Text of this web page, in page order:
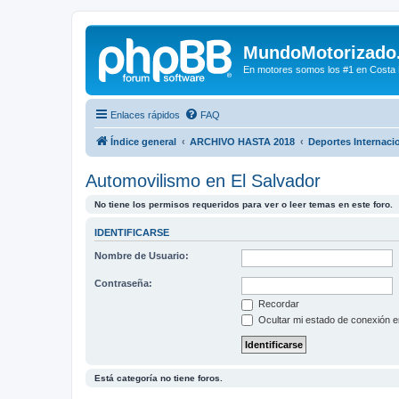
En motores somos los #1 en
Enlaces rápidos FAQ
Índice general ARCHIVO HASTA 2018 Deportes
Automovilismo en El Salvador
No tiene los permisos requeridos para ver o leer temas en este foro.
IDENTIFICARSE
Nombre de Usuario:
Contraseña:
Recordar
Ocultar mi estado de conexión
Está categoría no tiene foros.